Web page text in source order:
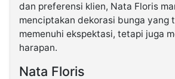
dan preferensi klien, Nata Floris
menciptakan dekorasi bunga yang
memenuhi ekspektasi, tetapi juga
harapan.
Nata Floris